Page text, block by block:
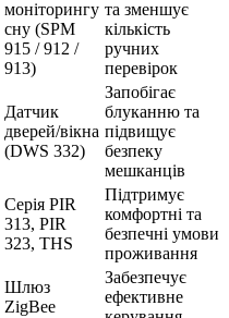
моніторингу
сну (SPM
915 / 912 /
913)
та зменшує
кількість
ручних
перевірок
Датчик
дверей/вікна
(DWS 332)
Запобігає
блуканню та
підвищує
безпеку
мешканців
Серія PIR
313, PIR
323, THS
Підтримує
комфортні та
безпечні умови
проживання
Шлюз
ZigBee
Забезпечує
ефективне